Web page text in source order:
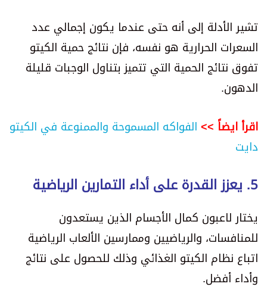
تشير الأدلة إلى أنه حتى عندما يكون إجمالي عدد
السعرات الحرارية هو نفسه، فإن نتائج حمية الكيتو
تفوق نتائج الحمية التي تتميز بتناول الوجبات قليلة
الدهون.
اقرأ ايضاً >> الفواكه المسموحة والممنوعة في الكيتو
دايت
5. يعزز القدرة على أداء التمارين الرياضية
يختار لاعبون كمال الأجسام الذين يستعدون
للمنافسات، والرياضيين وممارسين الألعاب الرياضية
اتباع نظام الكيتو الغذائي وذلك للحصول على نتائج
وأداء أفضل.